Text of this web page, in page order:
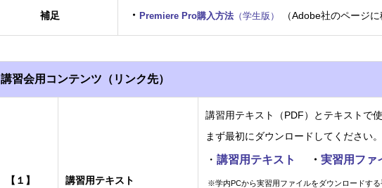
補足 ・Premiere Pro購入方法 （学生版） （Adobe社のページに
講習会用コンテンツ（リンク先）
【１】 講習用テキスト
講習用テキスト（PDF）とテキストで
まず最初にダウンロードしてください。
・講習用テキスト ・実習用ファ
※学内PCから実習用ファイルをダウンロードす